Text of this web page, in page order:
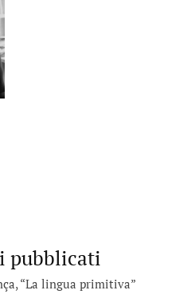
pubblicati
“La lingua primitiva”